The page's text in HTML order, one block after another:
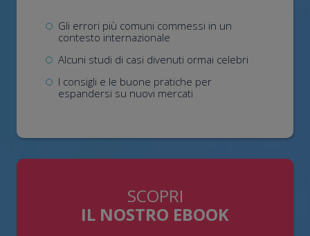
Gli errori più comuni commessi in un
contesto internazionale
Alcuni studi di casi divenuti ormai celebri
I consigli e le buone pratiche per
espandersi su nuovi mercati
SCOPRI
IL NOSTRO EBOOK